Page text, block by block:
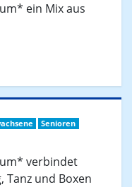
ein Mix aus
Senioren
verbindet
Tanz und Boxen